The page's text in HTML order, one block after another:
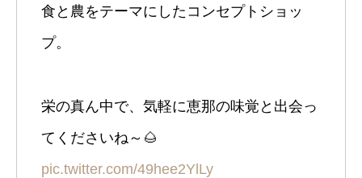
食と農をテーマにしたコンセプトショッ
プ。
栄の真ん中で、気軽に恵那の味覚と出会っ
てくださいね～🌰
pic.twitter.com/49hee2YlLy